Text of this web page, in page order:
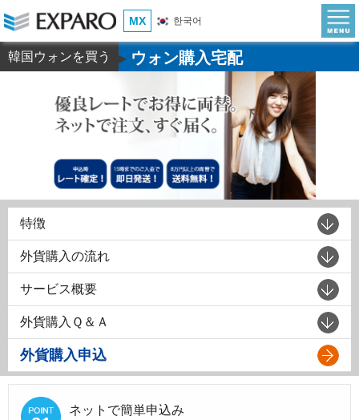
MX 한국어
韓国ウォンを買う ▶ウォン購入宅配
特徴
外貨購入の流れ
サービス概要
外貨購入Ｑ＆Ａ
外貨購入申込
ネットで簡単申込み